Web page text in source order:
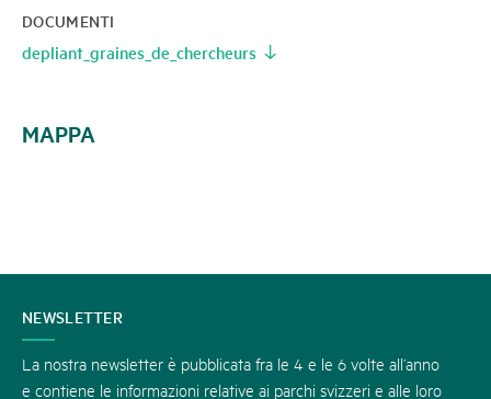
DOCUMENTI
depliant_graines_de_chercheurs
MAPPA
CONTATTATECI
NEWSLETTER
La nostra newsletter è pubblicata fra le 4 e le 6 volte all’anno
e contiene le informazioni relative ai parchi svizzeri e alle loro